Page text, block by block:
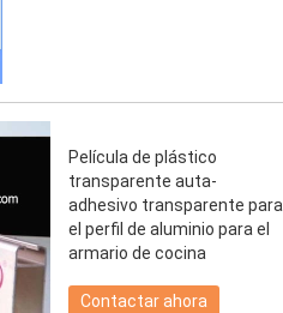
Película de plástico
transparente auta-
adhesivo transparente para
el perfil de aluminio para el
armario de cocina
Contactar ahora